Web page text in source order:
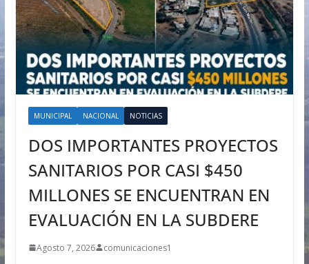
MUNICIPAL NACIONAL NOTICIAS
DOS IMPORTANTES PROYECTOS
SANITARIOS POR CASI $450
MILLONES SE ENCUENTRAN EN
EVALUACIÓN EN LA SUBDERE
Agosto 7, 2026 comunicaciones1